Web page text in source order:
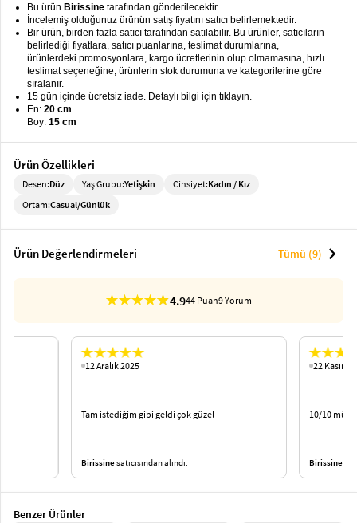
Tesettür
Giyim
keyboard_arrow_down
Büyük
Bedenkeyboard_arrow_down
İç
Giyimkeyboard_arrow_down
Bu ürün Birissine tarafından gönderilecektir.
İncelemiş olduğunuz ürünün satış fiyatını satıcı belirlemektedir.
Bir ürün, birden fazla satıcı tarafından satılabilir. Bu ürünler, satıcıların
belirlediği fiyatlara, satıcı puanlarına, teslimat durumlarına,
ürünlerdeki promosyonlara, kargo ücretlerinin olup olmamasına, hızlı
teslimat seçeneğine, ürünlerin stok durumuna ve kategorilerine göre
sıralanır.
15 gün içinde ücretsiz iade. Detaylı bilgi için tıklayın.
En: 20 cm
Boy: 15 cm
Ürün Özellikleri
Desen:Düz Yaş Grubu:Yetişkin Cinsiyet:Kadın / Kız
Ortam:Casual/Günlük
Ürün Değerlendirmeleri Tümü (9) chevron_right
4.944 Puan9 Yorum
12 Aralık 2025
Tam istediğim gibi geldi çok güzel
Birissinesatıcısından alındı.
22 Kasım
10/10
Birissine
Benzer Ürünler